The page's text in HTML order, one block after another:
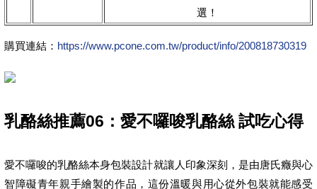
選！
購買連結： https://www.pcone.com.tw/product/info/200818730319
乳酪絲推薦06：愛不囉唆乳酪絲 試吃心得
愛不囉唆的乳酪絲本身包裝設計就讓人印象深刻，是由唐氏癥與心
智障礙青年親手繪製的作品，這份溫暖與用心從外包裝就能感受